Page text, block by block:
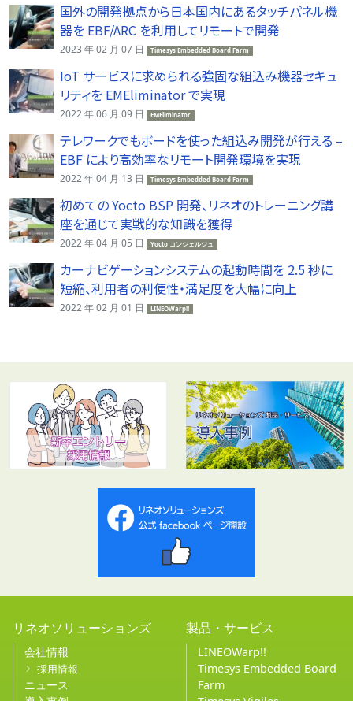
国外の開発拠点から日本国内にあるタッチパネル機
器を EBF/ARC を利用してリモートで開発
2023 年 02 月 07 日 Timesys Embedded Board Farm
IoT サービスに求められる強固な組込み機器セキュ
リティを EMEliminator で実現
2022 年 06 月 09 日 EMEliminator
テレワークでもボードを使った組込み開発が行える –
EBF により高効率なリモート開発環境を実現
2022 年 04 月 13 日 Timesys Embedded Board Farm
初めての Yocto BSP 開発、リネオのトレーニング講
座を通じて実戦的な知識を獲得
2022 年 04 月 05 日 Yocto コンシェルジュ
カーナビゲーションシステムの起動時間を 2.5 秒に
短縮、利用者の利便性・満足度を大幅に向上
2022 年 02 月 01 日 LINEOWarp!!
リネオソリューションズ
会社情報
採用情報
ニュース
製品・サービス
LINEOWarp!!
Timesys Embedded Board
Farm